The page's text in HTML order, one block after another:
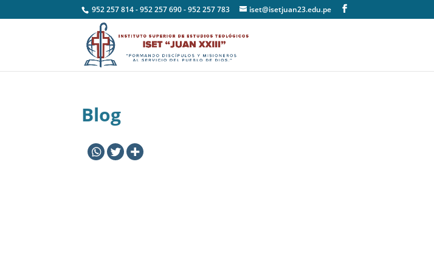
952 257 814 - 952 257 690 - 952 257 783 iset@isetjuan23.edu.pe
Blog